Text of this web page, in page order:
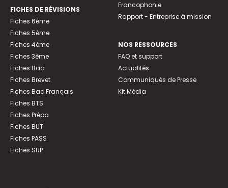
FICHES DE RÉVISIONS
Fiches 6ème
Fiches 5ème
Fiches 4ème
Fiches 3ème
Fiches Bac
Fiches Brevet
Fiches Bac Français
Fiches BTS
Fiches Prépa
Fiches BUT
Fiches PASS
Fiches SUP
Francophonie
Rapport - Entreprise à mission
NOS RESSOURCES
FAQ et support
Actualités
Communiqués de Presse
Kit Média